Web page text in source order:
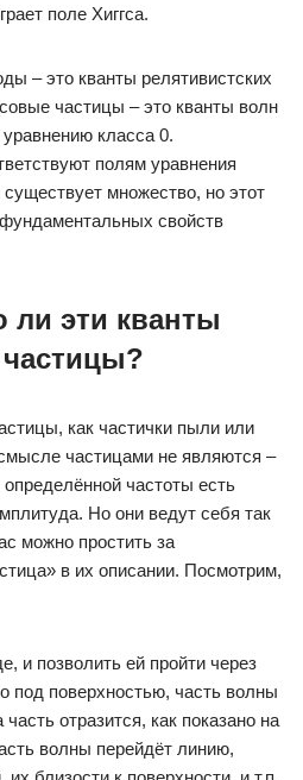
поле Хиггса.
– это кванты релятивистских
частицы – это кванты волн
класса 0.
полям уравнения
множество, но этот
свойств
ли эти кванты
частицы?
как частички пыли или
частицами не являются –
частоты есть
Но они ведут себя так
можно простить за
в их описании. Посмотрим,
и позволить ей пройти через
под поверхностью, часть волны
отразится, как показано на
волны перейдёт линию,